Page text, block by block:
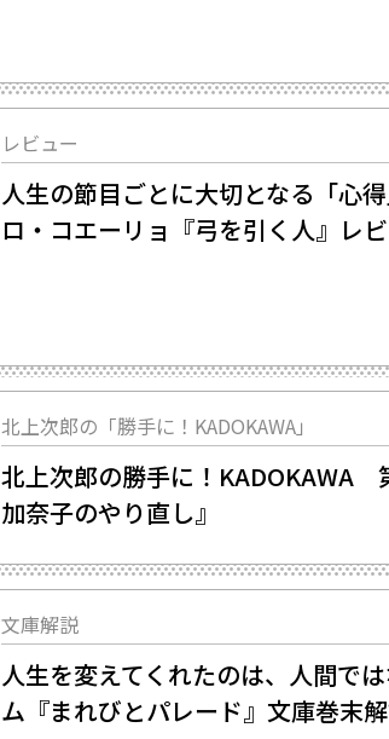
レビュー
人生の節目ごとに大切となる「心得
ロ・コエーリョ『弓を引く人』レ
北上次郎の「勝手に！KADOKAWA」
北上次郎の勝手に！KADOKAWA
加奈子のやり直し』
文庫解説
人生を変えてくれたのは、人間では
ム『まれびとパレード』文庫巻末